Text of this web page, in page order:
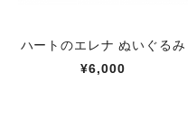
ハートのエレナ ぬいぐるみ
¥6,000